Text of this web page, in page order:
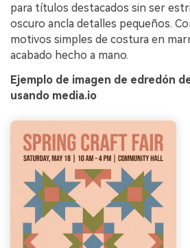
para títulos destacados sin ser
oscuro ancla detalles pequeños.
motivos simples de costura en
acabado hecho a mano.
Ejemplo de imagen de edredón
usando media.io